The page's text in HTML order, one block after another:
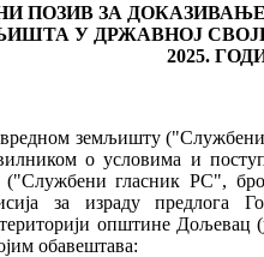
ПОЗИВ ЗА
У ДРЖАВНОЈ
2025.
земљишту ("Службени
о условима и
гласник РС",
за израду предлога
општине Дољевац
обавештава: